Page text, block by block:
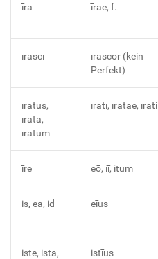
īra īrae, f.
īrāscī
īrāscor (kein
Perfekt)
īrātus,
īrāta,
īrātum
īrātī, īrātae, īrāti
īre eō, iī, itum
is, ea, id eīus
iste, ista,
istīus